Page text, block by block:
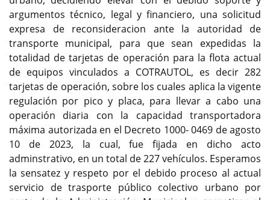
argumentos técnico, legal y financiero, una solicitud
expresa de reconsideracion ante la autoridad de
transporte municipal, para que sean expedidas la
totalidad de tarjetas de operación para la flota actual
de equipos vinculados a COTRAUTOL, es decir 282
tarjetas de operación, sobre los cuales aplica la vigente
regulación por pico y placa, para llevar a cabo una
operación diaria con la capacidad transportadora
máxima autorizada en el Decreto 1000- 0469 de agosto
10 de 2023, la cual, fue fijada en dicho acto
adminstrativo, en un total de 227 vehículos. Esperamos
la sensatez y respeto por el debido proceso al actual
servicio de trasporte público colectivo urbano por